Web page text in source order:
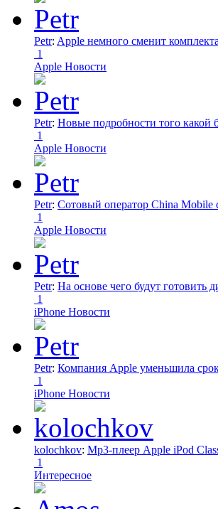
Petr: Apple немного сменит
1
Apple Новости
Petr: Новые подробности того какой
1
Apple Новости
Petr: Сотовый оператор China
1
Apple Новости
Petr: На основе чего будут готовить
1
iPhone Новости
Petr: Компания Apple уменьшила срок
1
iPhone Новости
kolochkov: Mp3-плеер Apple iPod
1
Интересное